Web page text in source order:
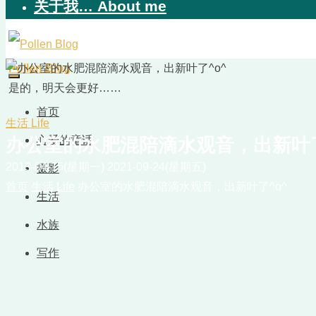
关于我… About me
Pollen Blog
是的，明天会更好……
首页
心爱的童话
摄影
生活
水族
写作
生活 Life
办公室的水肥混陪滴水观音，出新
2013-04-15(星期一)